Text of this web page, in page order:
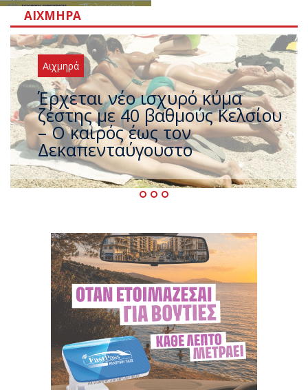
ΑΙΧΜΗΡΆ
Αιχμηρά
Άφαντος ο Τσίπρας… την ώρα
που η χώρα καίγεται